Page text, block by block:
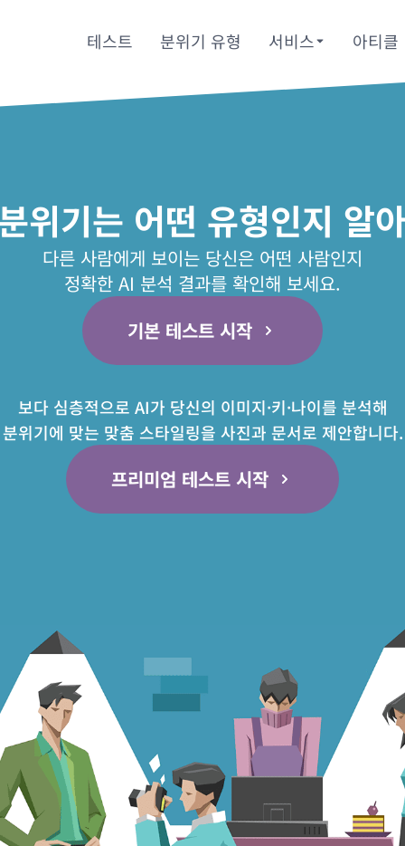
테스트 분위기 유형 서비스 아티클
위기는 어떤 유형인지 알
다른 사람에게 보이는 당신은 어떤 사람인지
정확한 AI 분석 결과를 확인해 보세요.
기본 테스트 시작
보다 심층적으로 AI가 당신의 이미지·키·나이를 분석해
분위기에 맞는 맞춤 스타일링을 사진과 문서로 제안합니다.
프리미엄 테스트 시작